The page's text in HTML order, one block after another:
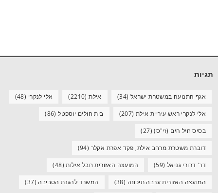
תגיות
אגף התנועה במשטרת ישראל (34) אילת(2210) אלי לנקרי (48)
אלי לנקרי ראש עיריית אילת (207) בית חולים יוספטל(86)
בסיס חיל הים (זי"ס)(27)
דוברת משטרת מרחב אילת, פקד אפרת אקלר (94)
דר' דרורי גניאל (59) המועצה האזורית חבל אילות(48)
המועצה האזורית ערבה תיכונה (38) המשרד להגנת הסביבה (37)